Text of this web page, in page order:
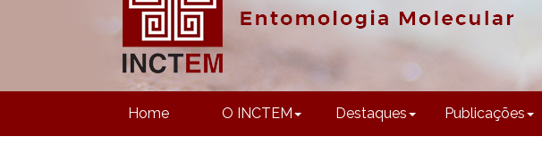
Home O INCTEM Destaques Publicações